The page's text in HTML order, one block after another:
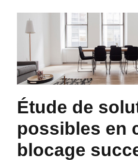
Étude de
possibles en
blocage